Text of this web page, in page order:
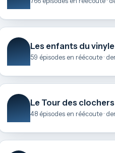
Les enfants du vinyle
Le Tour des clochers